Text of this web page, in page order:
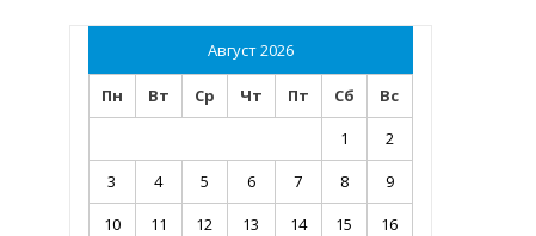
Август 2026
Пн Вт Ср Чт Пт Сб
Вс
1
2
3
4 5 6 7 8
9
10
11 12 13 14 15
16